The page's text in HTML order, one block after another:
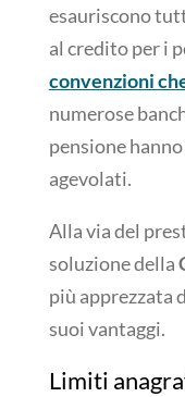
esauriscono
al credito per i
convenzioni
numerose
pensione
agevolati.
Alla via del
soluzione della
più apprezzata
suoi vantaggi.
Limiti